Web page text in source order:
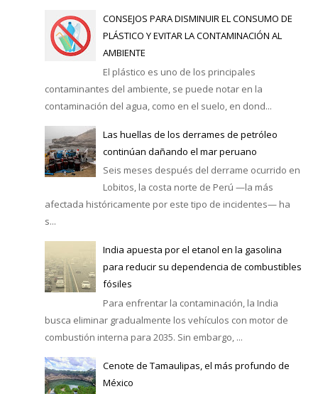
CONSEJOS PARA DISMINUIR EL CONSUMO DE
PLÁSTICO Y EVITAR LA CONTAMINACIÓN AL
AMBIENTE
El plástico es uno de los principales
contaminantes del ambiente, se puede notar en la
contaminación del agua, como en el suelo, en dond...
Las huellas de los derrames de petróleo
continúan dañando el mar peruano
Seis meses después del derrame ocurrido en
Lobitos, la costa norte de Perú —la más
afectada históricamente por este tipo de incidentes— ha
s...
India apuesta por el etanol en la gasolina
para reducir su dependencia de combustibles
fósiles
Para enfrentar la contaminación, la India
busca eliminar gradualmente los vehículos con motor de
combustión interna para 2035. Sin embargo, ...
Cenote de Tamaulipas, el más profundo de
México